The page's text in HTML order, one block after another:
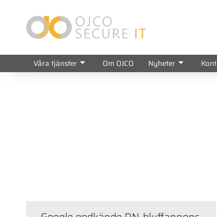
Våra tjänster Om OJCO Nyheter